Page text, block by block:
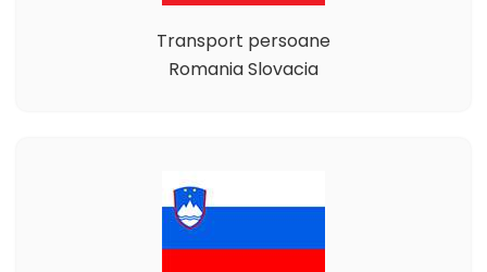
Transport persoane
Romania Slovacia